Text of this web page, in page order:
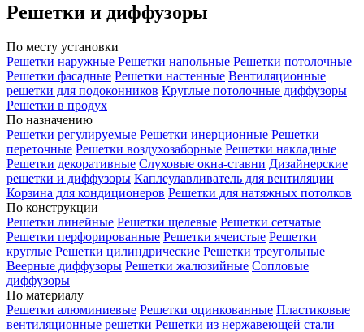
Решетки и диффузоры
По месту установки
Решетки наружные Решетки напольные Решетки потолочные
Решетки фасадные Решетки настенные Вентиляционные
решетки для подоконников Круглые потолочные диффузоры
Решетки в продух
По назначению
Решетки регулируемые Решетки инерционные Решетки
переточные Решетки воздухозаборные Решетки накладные
Решетки декоративные Слуховые окна-ставни Дизайнерские
решетки и диффузоры Каплеулавливатель для вентиляции
Корзина для кондиционеров Решетки для натяжных потолков
По конструкции
Решетки линейные Решетки щелевые Решетки сетчатые
Решетки перфорированные Решетки ячеистые Решетки
круглые Решетки цилиндрические Решетки треугольные
Веерные диффузоры Решетки жалюзийные Сопловые
диффузоры
По материалу
Решетки алюминиевые Решетки оцинкованные Пластиковые
вентиляционные решетки Решетки из нержавеющей стали